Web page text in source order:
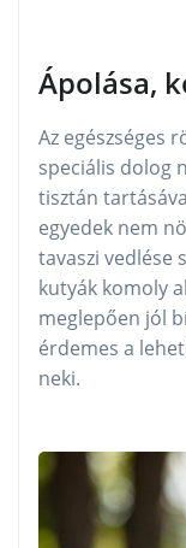
Ápolása,
Az egészséges
speciális dolog
tisztán
egyedek nem
tavaszi vedlése
kutyák komoly
meglepően jól
érdemes a
neki.